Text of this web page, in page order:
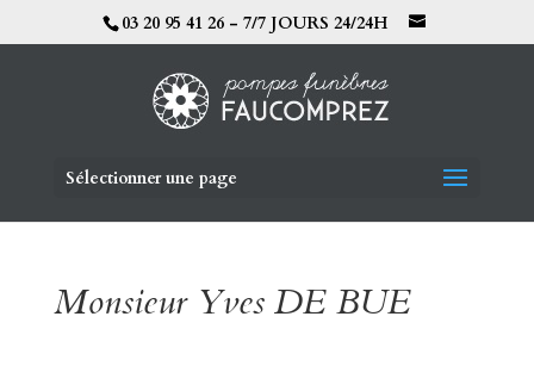
03 20 95 41 26 - 7/7 JOURS 24/24H
Sélectionner une page
Monsieur Yves DE BUE